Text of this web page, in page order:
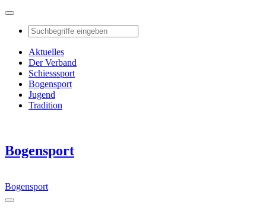
Aktuelles
Der Verband
Schiesssport
Bogensport
Jugend
Tradition
Bogensport
Bogensport